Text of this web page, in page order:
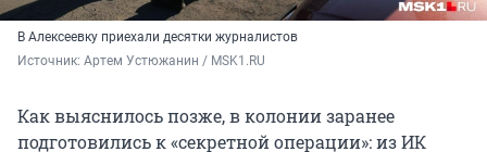
В Алексеевку приехали десятки журналистов
Источник: Артем Устюжанин / MSK1.RU
Как выяснилось позже, в колонии заранее
подготовились к «секретной операции»: из ИК